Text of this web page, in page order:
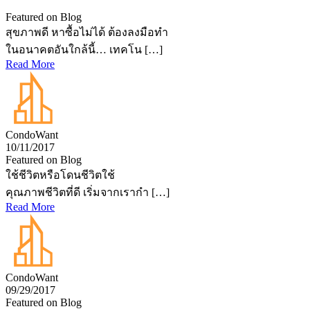
Featured on Blog
สุขภาพดี หาซื้อไม่ได้ ต้องลงมือทำ
ในอนาคตอันใกล้นี้… เทคโน […]
Read More
CondoWant
10/11/2017
Featured on Blog
ใช้ชีวิตหรือโดนชีวิตใช้
คุณภาพชีวิตที่ดี เริ่มจากเรากำ […]
Read More
CondoWant
09/29/2017
Featured on Blog